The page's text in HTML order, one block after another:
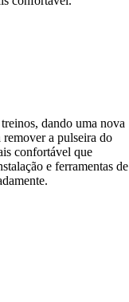
dando uma nova
a pulseira do
confortável que
e ferramentas de